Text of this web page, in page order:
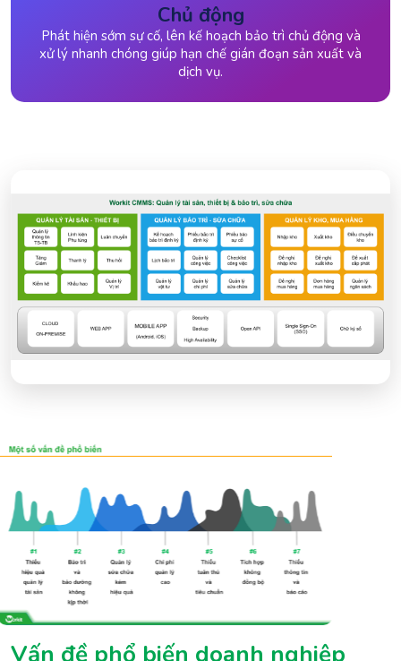
Chủ động
Phát hiện sớm sự cố, lên kế hoạch bảo trì chủ động và
xử lý nhanh chóng giúp hạn chế gián đoạn sản xuất và
dịch vụ.
Vấn đề phổ biến doanh nghiệp